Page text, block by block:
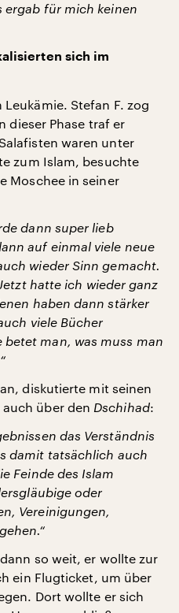
ergab für mich keinen
sich im
Stefan F. zog
dieser Phase traf er
waren unter
zum Islam, besuchte
Moschee in seiner
dann super lieb
auf einmal viele neue
wieder Sinn gemacht.
hatte ich wieder ganz
haben dann stärker
viele Bücher
man, was muss man
diskutierte mit seinen
über den Dschihad:
das Verständnis
damit tatsächlich auch
Feinde des Islam
oder
Vereinigungen,
so weit, er wollte zur
ein Flugticket, um über
Dort wollte er sich